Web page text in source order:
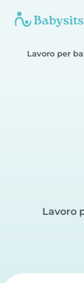
Lavoro per
Lavoro